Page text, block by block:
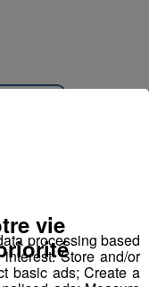
processing based
Store and/or
basic ads; Create a
vie